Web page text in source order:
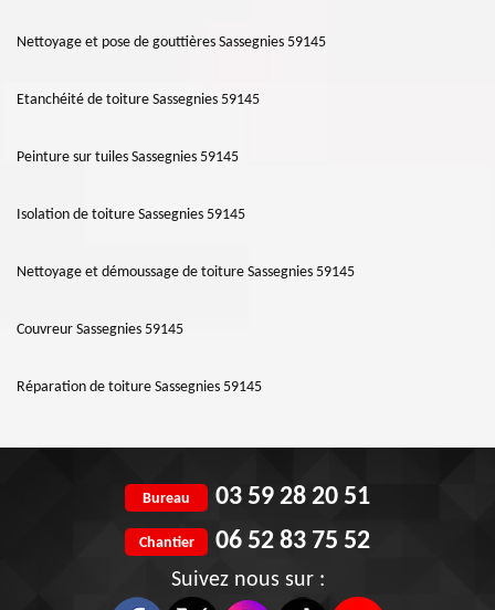
Nettoyage et pose de gouttières Sassegnies 59145
Etanchéité de toiture Sassegnies 59145
Peinture sur tuiles Sassegnies 59145
Isolation de toiture Sassegnies 59145
Nettoyage et démoussage de toiture Sassegnies 59145
Couvreur Sassegnies 59145
Réparation de toiture Sassegnies 59145
Bureau 03 59 28 20 51
Chantier 06 52 83 75 52
Suivez nous sur :